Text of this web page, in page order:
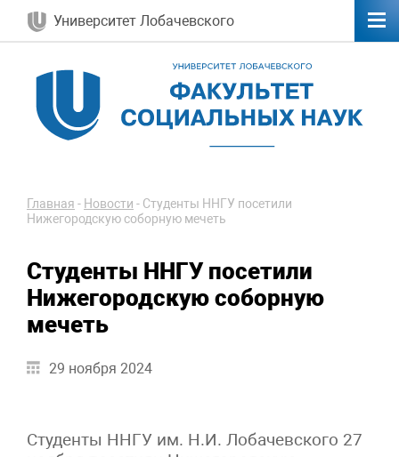
Университет Лобачевского
Главная - Новости - Студенты ННГУ посетили
Нижегородскую соборную мечеть
Студенты ННГУ посетили
Нижегородскую соборную
мечеть
29 ноября 2024
Студенты ННГУ им. Н.И. Лобачевского 27